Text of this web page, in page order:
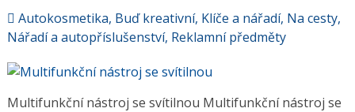
Autokosmetika, Buď kreativní, Klíče a nářadí, Na cesty,
Nářadí a autopříslušenství, Reklamní předměty
Multifunkční nástroj se svítilnou Multifunkční nástroj se